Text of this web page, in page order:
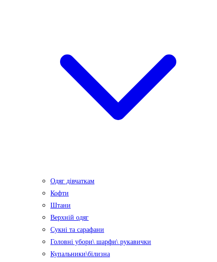
Одяг дівчаткам
Кофти
Штани
Верхній одяг
Сукні та сарафани
Головні убори\ шарфи\ рукавички
Купальники\білизна